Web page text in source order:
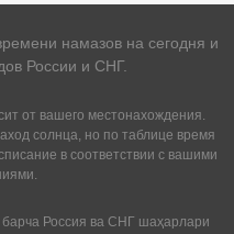
намазов на сегодня и
России и СНГ.
от вашего местонахождения.
солнца, но по таблице время
в соответствии с вашими
барча Россия ва СНГ шаҳарлари